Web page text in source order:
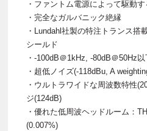
・ファントム電源によって駆動
・完全なガルバニック絶縁
・Lundahl社製の特注トランス搭
シールド
・-100dB＠1kHz, -80dB＠50Hz
・超低ノイズ(-118dBu, A
・ウルトラワイドな周波数特性
ジ(124dB)
・優れた低周波ヘッドルーム：
(0.007%)